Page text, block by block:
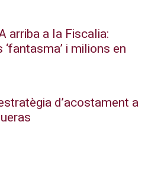
arriba a la Fiscalia:
i milions en
d’acostament a